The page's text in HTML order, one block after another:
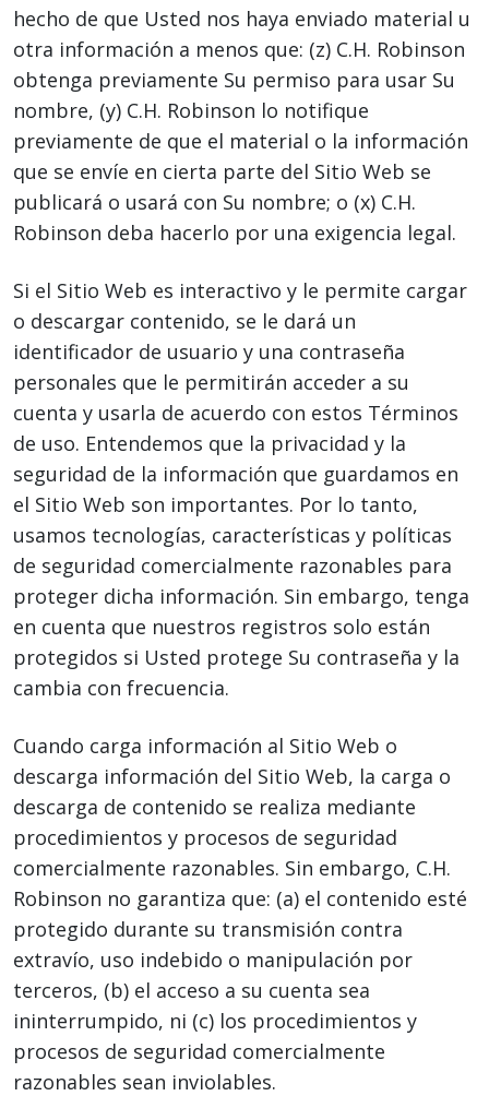
hecho de que Usted nos haya enviado material u
otra información a menos que: (z) C.H. Robinson
obtenga previamente Su permiso para usar Su
nombre, (y) C.H. Robinson lo notifique
previamente de que el material o la información
que se envíe en cierta parte del Sitio Web se
publicará o usará con Su nombre; o (x) C.H.
Robinson deba hacerlo por una exigencia legal.
Si el Sitio Web es interactivo y le permite cargar
o descargar contenido, se le dará un
identificador de usuario y una contraseña
personales que le permitirán acceder a su
cuenta y usarla de acuerdo con estos Términos
de uso. Entendemos que la privacidad y la
seguridad de la información que guardamos en
el Sitio Web son importantes. Por lo tanto,
usamos tecnologías, características y políticas
de seguridad comercialmente razonables para
proteger dicha información. Sin embargo, tenga
en cuenta que nuestros registros solo están
protegidos si Usted protege Su contraseña y la
cambia con frecuencia.
Cuando carga información al Sitio Web o
descarga información del Sitio Web, la carga o
descarga de contenido se realiza mediante
procedimientos y procesos de seguridad
comercialmente razonables. Sin embargo, C.H.
Robinson no garantiza que: (a) el contenido esté
protegido durante su transmisión contra
extravío, uso indebido o manipulación por
terceros, (b) el acceso a su cuenta sea
ininterrumpido, ni (c) los procedimientos y
procesos de seguridad comercialmente
razonables sean inviolables.